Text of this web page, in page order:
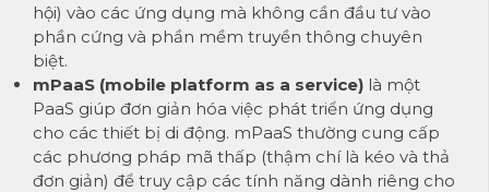
hội) vào các ứng dụng mà không cần đầu tư vào
phần cứng và phần mềm truyền thông chuyên
biệt.
mPaaS (mobile platform as a service) là một
PaaS giúp đơn giản hóa việc phát triển ứng dụng
cho các thiết bị di động. mPaaS thường cung cấp
các phương pháp mã thấp (thậm chí là kéo và thả
đơn giản) để truy cập các tính năng dành riêng cho